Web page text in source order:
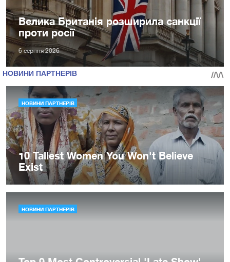
Велика Британія розширила санкції
проти росії
6 серпня 2026